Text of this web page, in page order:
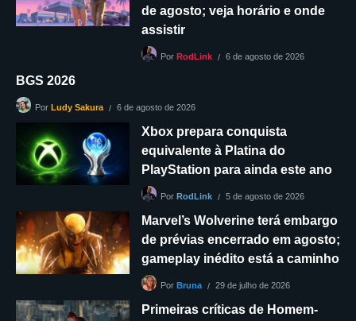
de agosto; veja horário e onde
assistir
Por RodLink 6 de agosto de 2026
BGS 2026
Por Ludy Sakura 6 de agosto de 2026
Xbox prepara conquista
equivalente à Platina do
PlayStation para ainda este ano
Por RodLink 5 de agosto de 2026
Marvel’s Wolverine terá embargo
de prévias encerrado em agosto;
gameplay inédito está a caminho
Por Bruna 29 de julho de 2026
Primeiras críticas de Homem-